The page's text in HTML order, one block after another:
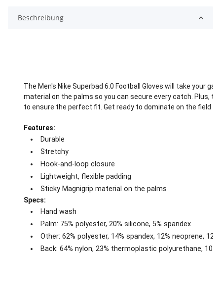
Beschreibung
The Men's Nike Superbad 6.0 Football Gloves will take your
material on the palms so you can secure every catch. Plus,
to ensure the perfect fit. Get ready to dominate on the field
Features:
Durable
Stretchy
Hook-and-loop closure
Lightweight, flexible padding
Sticky Magnigrip material on the palms
Specs:
Hand wash
Palm: 75% polyester, 20% silicone, 5% spandex
Other: 62% polyester, 14% spandex, 12% neoprene,
Back: 64% nylon, 23% thermoplastic polyurethane,